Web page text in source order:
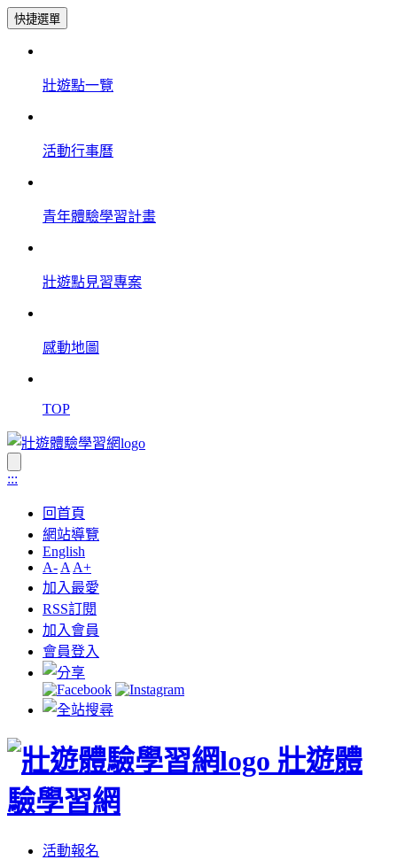
快捷選單
壯遊點一覽
活動行事曆
青年體驗學習計畫
壯遊點見習專案
感動地圖
TOP
:::
回首頁
網站導覽
English
A- A A+
加入最愛
RSS訂閱
加入會員
會員登入
壯遊體
驗學習網
活動報名